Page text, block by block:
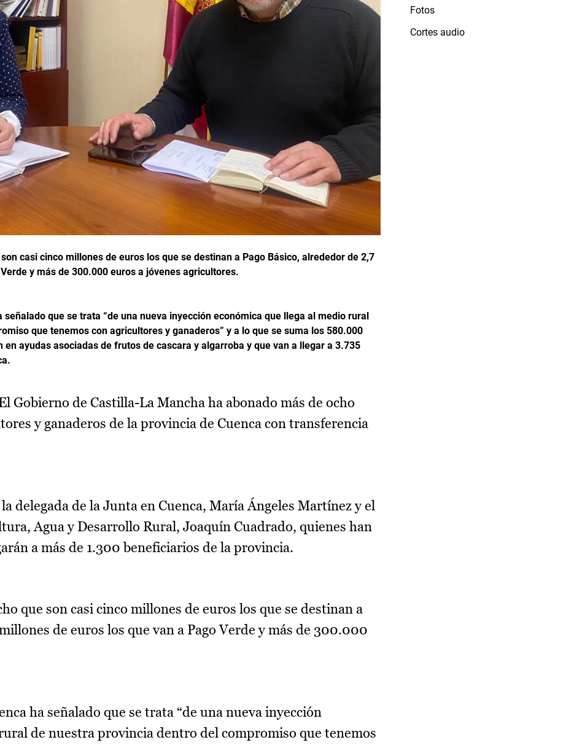
casi cinco millones de euros los que se destinan a Pago Básico, alrededor de 2,7
y más de 300.000 euros a jóvenes agricultores.
señalado que se trata “de una nueva inyección económica que llega al medio rural
que tenemos con agricultores y ganaderos” y a lo que se suma los 580.000
ayudas asociadas de frutos de cascara y algarroba y que van a llegar a 3.735
Gobierno de Castilla-La Mancha ha abonado más de ocho
y ganaderos de la provincia de Cuenca con transferencia
delegada de la Junta en Cuenca, María Ángeles Martínez y el
Agua y Desarrollo Rural, Joaquín Cuadrado, quienes han
a más de 1.300 beneficiarios de la provincia.
que son casi cinco millones de euros los que se destinan a
de euros los que van a Pago Verde y más de 300.000
ha señalado que se trata “de una nueva inyección
de nuestra provincia dentro del compromiso que tenemos
Fotos
Cortes audio